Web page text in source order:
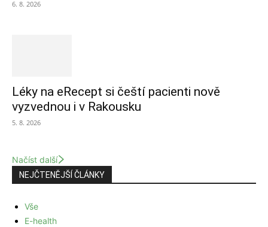
6. 8. 2026
Léky na eRecept si čeští pacienti nově
vyzvednou i v Rakousku
5. 8. 2026
Načíst další
NEJČTENĚJŠÍ ČLÁNKY
Vše
E-health